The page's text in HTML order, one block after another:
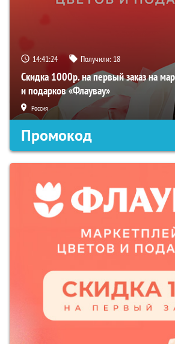
14:41:23 Получили: 18
Скидка 1000р. на первый заказ на
и подарков «Флаувау»
Россия
Промокод